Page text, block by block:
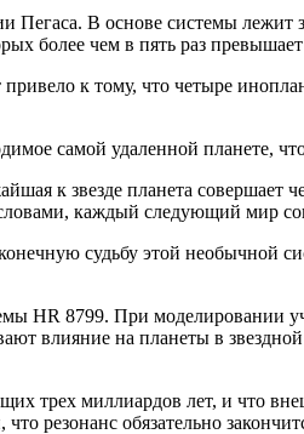
В основе системы лежит
более чем в пять раз
к тому, что четыре
самой удаленной планете,
к звезде планета
каждый следующий мир
судьбу этой необычной
HR 8799. При моделировании
влияние на планеты в
трех миллиардов лет, и что
обязательно